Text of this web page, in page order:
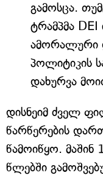
გამოსცა.
ტრამპმა DEI
ამორალური
პოლიტიკის
დახურვა
დისნეიმ ძველ
წარწერების
წამოიწყო.
წლებში